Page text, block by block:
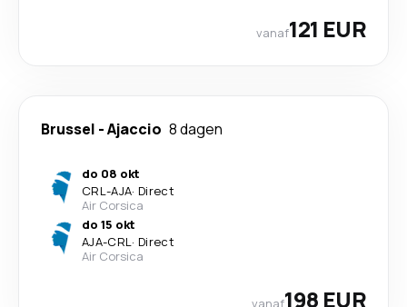
vanaf121 EUR
Brussel -Ajaccio 8 dagen
do 08 okt
CRL-AJA· Direct
Air Corsica
do 15 okt
AJA-CRL· Direct
Air Corsica
vanaf198 EUR